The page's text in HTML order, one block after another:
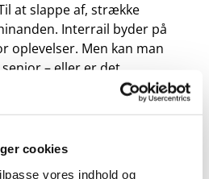
cookies
vores indhold og
at slappe af, strække
Interrail byder på
oplevelser. Men kan man
– eller er det
Karen og Steen Hebsgaard